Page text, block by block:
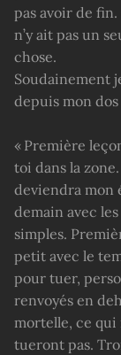
pas avoir de fin.
n’y ait pas un
chose.
Soudainement
depuis mon dos
« Première
toi dans la
deviendra mon
demain avec
simples.
petit avec le
pour tuer,
renvoyés en
mortelle, ce qui
tueront pas.